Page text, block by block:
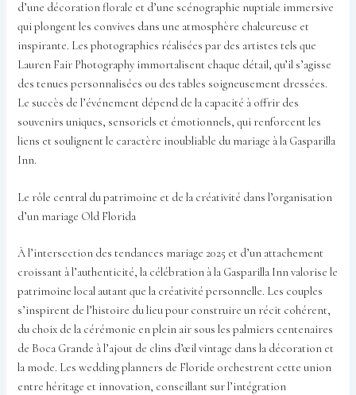
d’une décoration florale et d’une scénographie nuptiale immersive
qui plongent les convives dans une atmosphère chaleureuse et
inspirante. Les photographies réalisées par des artistes tels que
Lauren Fair Photography immortalisent chaque détail, qu’il s’agisse
des tenues personnalisées ou des tables soigneusement dressées.
Le succès de l’événement dépend de la capacité à offrir des
souvenirs uniques, sensoriels et émotionnels, qui renforcent les
liens et soulignent le caractère inoubliable du mariage à la Gasparilla
Inn.
Le rôle central du patrimoine et de la créativité dans l’organisation
d’un mariage Old Florida
À l’intersection des tendances mariage 2025 et d’un attachement
croissant à l’authenticité, la célébration à la Gasparilla Inn valorise le
patrimoine local autant que la créativité personnelle. Les couples
s’inspirent de l’histoire du lieu pour construire un récit cohérent,
du choix de la cérémonie en plein air sous les palmiers centenaires
de Boca Grande à l’ajout de clins d’œil vintage dans la décoration et
la mode. Les wedding planners de Floride orchestrent cette union
entre héritage et innovation, conseillant sur l’intégration